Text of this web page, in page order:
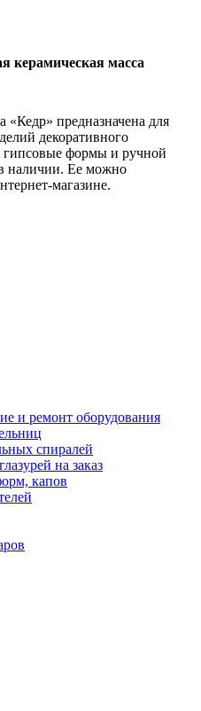
керамическая масса
«Кедр» предназначена для
декоративного
гипсовые формы и ручной
наличии. Ее можно
магазине.
и ремонт оборудования
спиралей
на заказ
капов